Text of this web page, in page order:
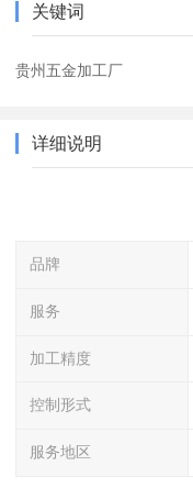
关键词
贵州五金加工厂
详细说明
品牌
服务
加工精度
控制形式
服务地区